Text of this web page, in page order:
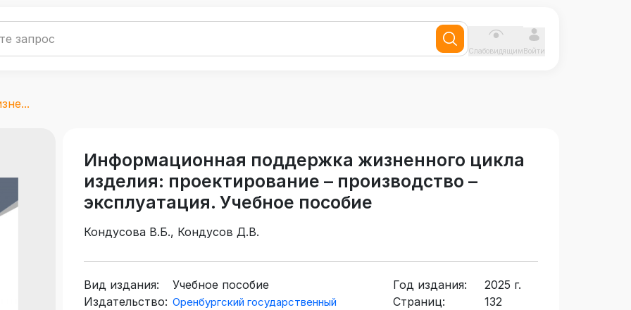
СлабовидящимВойти
Информационная поддержка жизненного цикла
изделия: проектирование – производство –
эксплуатация. Учебное пособие
Кондусова В.Б., Кондусов Д.В.
Вид издания:
Учебное пособие
Издательство: Оренбургский государственный
Год издания:
2025 г.
Страниц:
132